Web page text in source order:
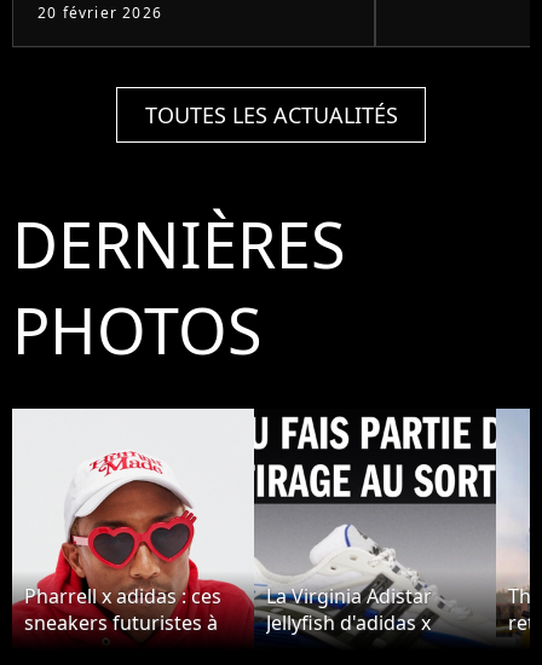
20 février 2026
TOUTES LES ACTUALITÉS
DERNIÈRES
PHOTOS
Pharrell x adidas : ces
sneakers futuristes à
300€ affolent les
La Virginia Adistar
Jellyfish d'adidas x
Pharrell Williams